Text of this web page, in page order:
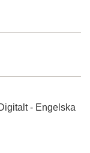
- Engelska